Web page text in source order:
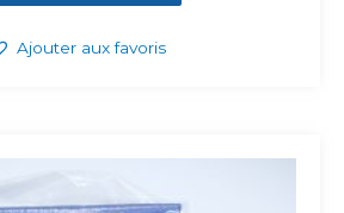
Ajouter aux favoris